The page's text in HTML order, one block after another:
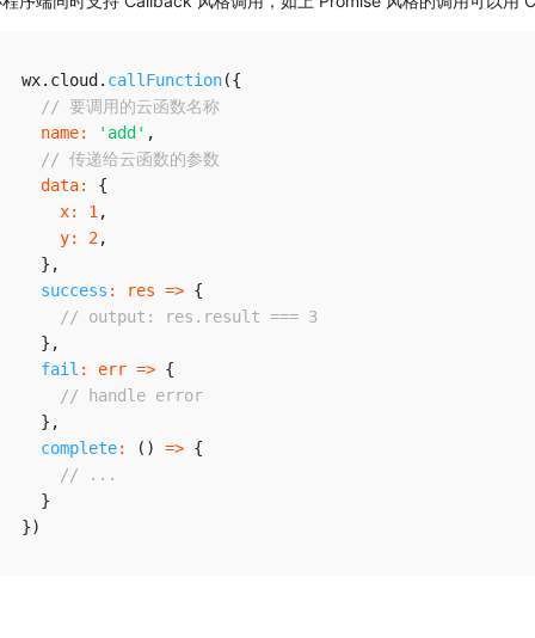
wx. cloud . callFunction({
// 要调用的云函数名称
name: 'add' ,
// 传递给云函数的参数
data:
{
x: 1 ,
y: 2,
} ,
success : res => {
// output: res.result === 3
} ,
fail : err => {
// handle error
} ,
complete: ( ) => {
// ...
}
})